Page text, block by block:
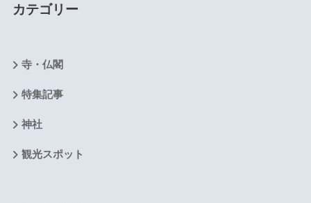
カテゴリー
寺・仏閣
特集記事
神社
観光スポット